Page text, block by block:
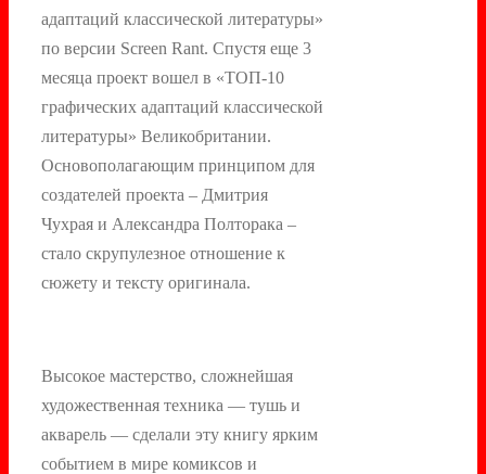
адаптаций классической литературы»
по версии Screen Rant. Спустя еще 3
месяца проект вошел в «ТОП-10
графических адаптаций классической
литературы» Великобритании.
Основополагающим принципом для
создателей проекта – Дмитрия
Чухрая и Александра Полторака –
стало скрупулезное отношение к
сюжету и тексту оригинала.
Высокое мастерство, сложнейшая
художественная техника — тушь и
акварель — сделали эту книгу ярким
событием в мире комиксов и